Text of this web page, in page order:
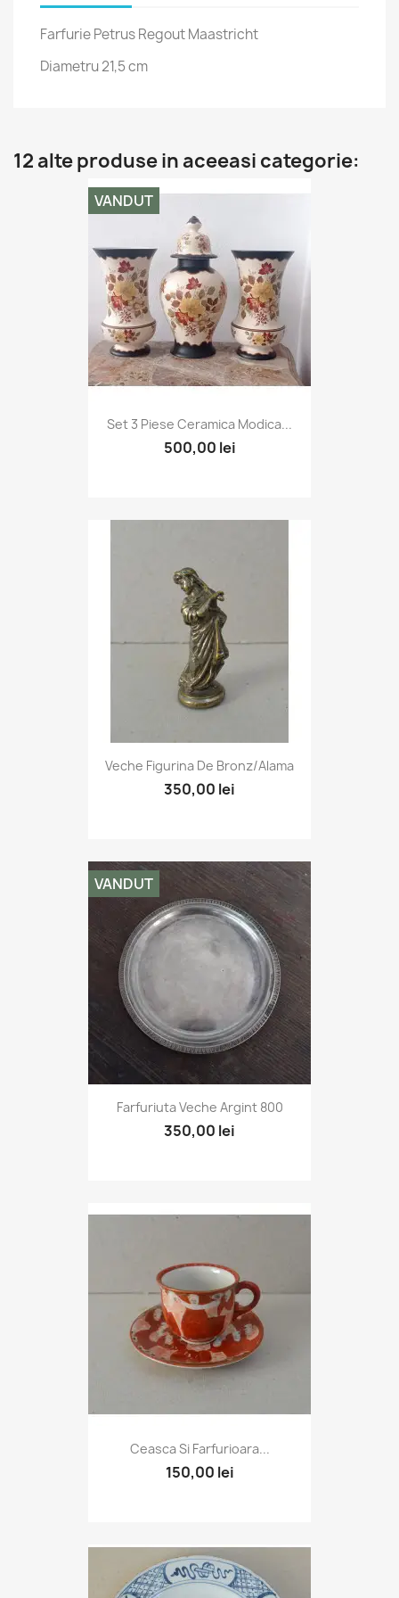
Farfurie Petrus Regout Maastricht
Diametru 21,5 cm
12 alte produse in aceeasi categorie:
Set 3 Piese Ceramica Modica...
500,00 lei
VANDUT
Veche Figurina De Bronz/alama
350,00 lei
Farfuriuta Veche Argint 800
350,00 lei
VANDUT
Ceasca Si Farfurioara...
150,00 lei